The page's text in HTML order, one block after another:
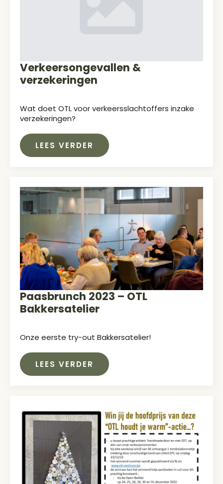
Verkeersongevallen &
verzekeringen
Wat doet OTL voor verkeersslachtoffers inzake
verzekeringen?
LEES VERDER
Paasbrunch 2023 – OTL
Bakkersatelier
Onze eerste try-out Bakkersatelier!
LEES VERDER